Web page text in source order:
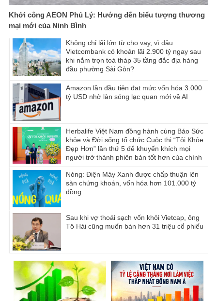
Khởi công AEON Phủ Lý: Hướng đến biểu tượng thương
mại mới của Ninh Bình
Không chỉ lãi lớn từ cho vay, vì đâu
Vietcombank có khoản lãi 2.900 tỷ ngay sau
khi nắm trọn toà tháp 35 tầng đắc địa hàng
đầu phường Sài Gòn?
Amazon lần đầu tiên đạt mức vốn hóa 3.000
tỷ USD nhờ làn sóng lạc quan mới về AI
Herbalife Việt Nam đồng hành cùng Báo Sức
khỏe và Đời sống tổ chức Cuộc thi “Tôi Khỏe
Đẹp Hơn” lần thứ 5 để khuyến khích mọi
người trở thành phiên bản tốt hơn của chính
Nóng: Điện Máy Xanh được chấp thuận lên
sàn chứng khoán, vốn hóa hơn 101.000 tỷ
đồng
Sau khi vợ thoái sạch vốn khỏi Vietcap, ông
Tô Hải cũng muốn bán hơn 31 triệu cổ phiếu